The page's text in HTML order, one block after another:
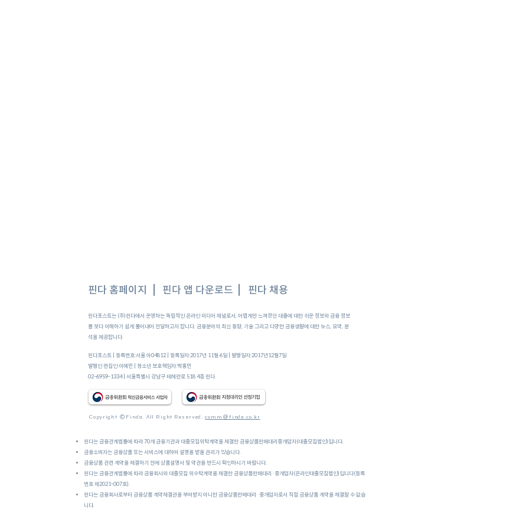
대학생・무직・주부도 가능한 '비
핀다 홈페이지 핀다 앱 다운로드 핀다 채용
핀다포스트는 (주)핀다에서 운영하는 독립적인 온라인 미디어 채널로서, 어렵게만 느껴졌던 대출에 대한 쉬운 정보와 금융 정보
를 보다 이해하기 쉽게 풀어내어 전달하고자 합니다. 금융분야의 최신 동향, 기술 그리고 다양한 금융생활에 대한 뉴스, 요약, 분
석을 제공합니다.
핀다포스트 | 등록번호:서울 아04812 | 등록일자:2017년 11월 6일 | 발행일자:2017년12월7일
발행인 편집인:이혜민 | 청소년 보호책임자:박홍민
02-6959-1334 | 서울특별시 강남구 테헤란로 518 4층 핀다
Copyright ©Finda. All Right Reserved.comm@finda.co.kr
핀다는 금융관계법률에 따라 70개 금융기관과 대출모집위탁계약을 체결한 금융상품판매대리중개업자(대출모집법인)입니다.
금융소비자는 금융상품 또는 서비스에 대하여 설명을 받을 권리가 있습니다.
금융상품 관련 계약을 체결하기 전에 상품설명서 및 약관을 반드시 확인하시기 바랍니다.
핀다는 금융관계법률에 따라 금융회사와 대출모집 위수탁계약을 체결한 금융상품판매대리·중개업자(온라인대출모집법인)입니다(등록
번호 제2021-007호).
핀다는 금융회사로부터 금융상품 계약체결권을 부여받지 아니한 금융상품판매대리·중개업자로서 직접 금융상품 계약을 체결할 수 없습
니다.